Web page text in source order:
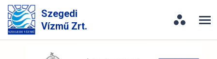
Szegedi
Vízmű Zrt.